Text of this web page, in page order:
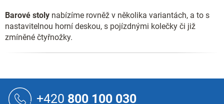
Barové stoly nabízíme rovněž v několika variantách, a to s
nastavitelnou horní deskou, s pojízdnými kolečky či již
zmíněné čtyřnožky.
+420 800 100 030